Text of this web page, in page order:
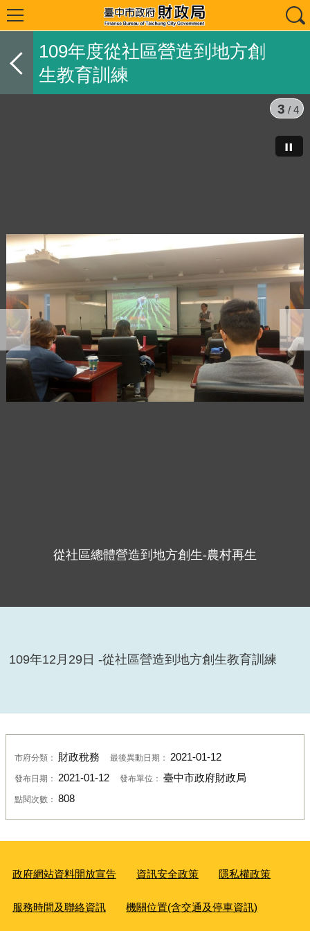
109年度從社區營造到地方創
生教育訓練
從社區總體營造到地方創生-農村再生
3 / 4
109年12月29日 -從社區營造到地方創生教育訓練
市府分類： 財政稅務 最後異動日期： 2021-01-12
發布日期： 2021-01-12 發布單位： 臺中市政府財政局
點閱次數： 808
政府網站資料開放宣告 資訊安全政策 隱私權政策
服務時間及聯絡資訊 機關位置(含交通及停車資訊)